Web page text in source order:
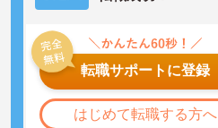
転職サポートに登録
はじめて転職する方へ